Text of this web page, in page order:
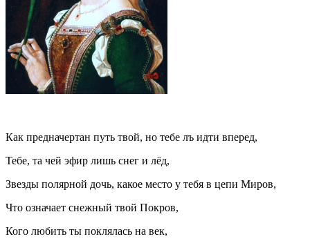
Как предначертан путь твой, но тебе лъ идти вперед,
Тебе, та чей эфир лишь снег и лёд,
Звезды полярной дочь, какое место у тебя в цепи Миров,
Что означает снежный твой Покров,
Кого любить ты поклялась на век,